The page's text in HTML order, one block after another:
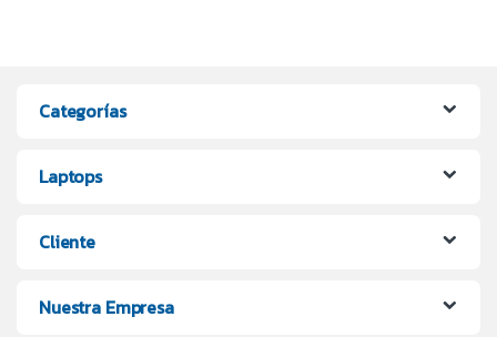
Categorías
Laptops
Cliente
Nuestra Empresa